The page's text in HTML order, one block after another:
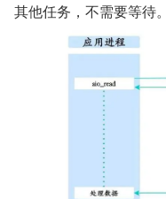
其他任务，不需要等待。